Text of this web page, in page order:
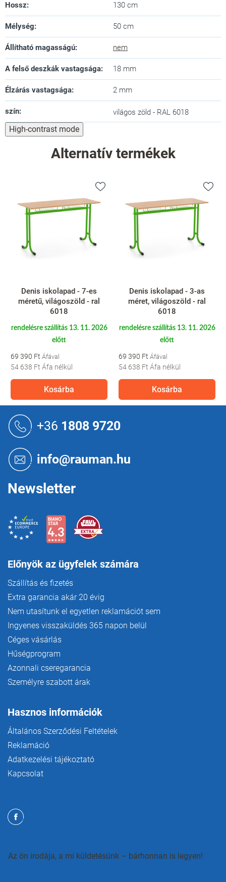
Hossz: 130 cm
Mélység: 50 cm
Állítható magasságú: nem
A felső deszkák vastagsága: 18 mm
Élzárás vastagsága: 2 mm
szín: világos zöld - RAL 6018
High-contrast mode
Alternatív termékek
Denis iskolapad - 7-es
méretű, világoszöld - ral
6018
rendelésre szállítás 13. 11. 2026
előtt
69 390 Ft
54 638 Ft Áfa nélkül
Kosárba
Denis iskolapad - 3-as
méret, világoszöld - ral
6018
rendelésre szállítás 13. 11. 2026
előtt
69 390 Ft
54 638 Ft Áfa nélkül
Kosárba
+36 1808 9720
info@rauman.hu
Newsletter
Előnyök az ügyfelek számára
Szállítás és fizetés
Extra garancia akár 20 évig
Nem utasítunk el egyetlen reklamációt sem
Ingyenes visszaküldés 365 napon belül
Céges vásárlás
Hűségprogram
Azonnali cseregarancia
Személyre szabott árak
Hasznos információk
Általános Szerződési Feltételek
Reklamáció
Adatkezelési tájékoztató
Kapcsolat
Az ön irodája, a mi küldetésünk – bárhonnan is legyen!